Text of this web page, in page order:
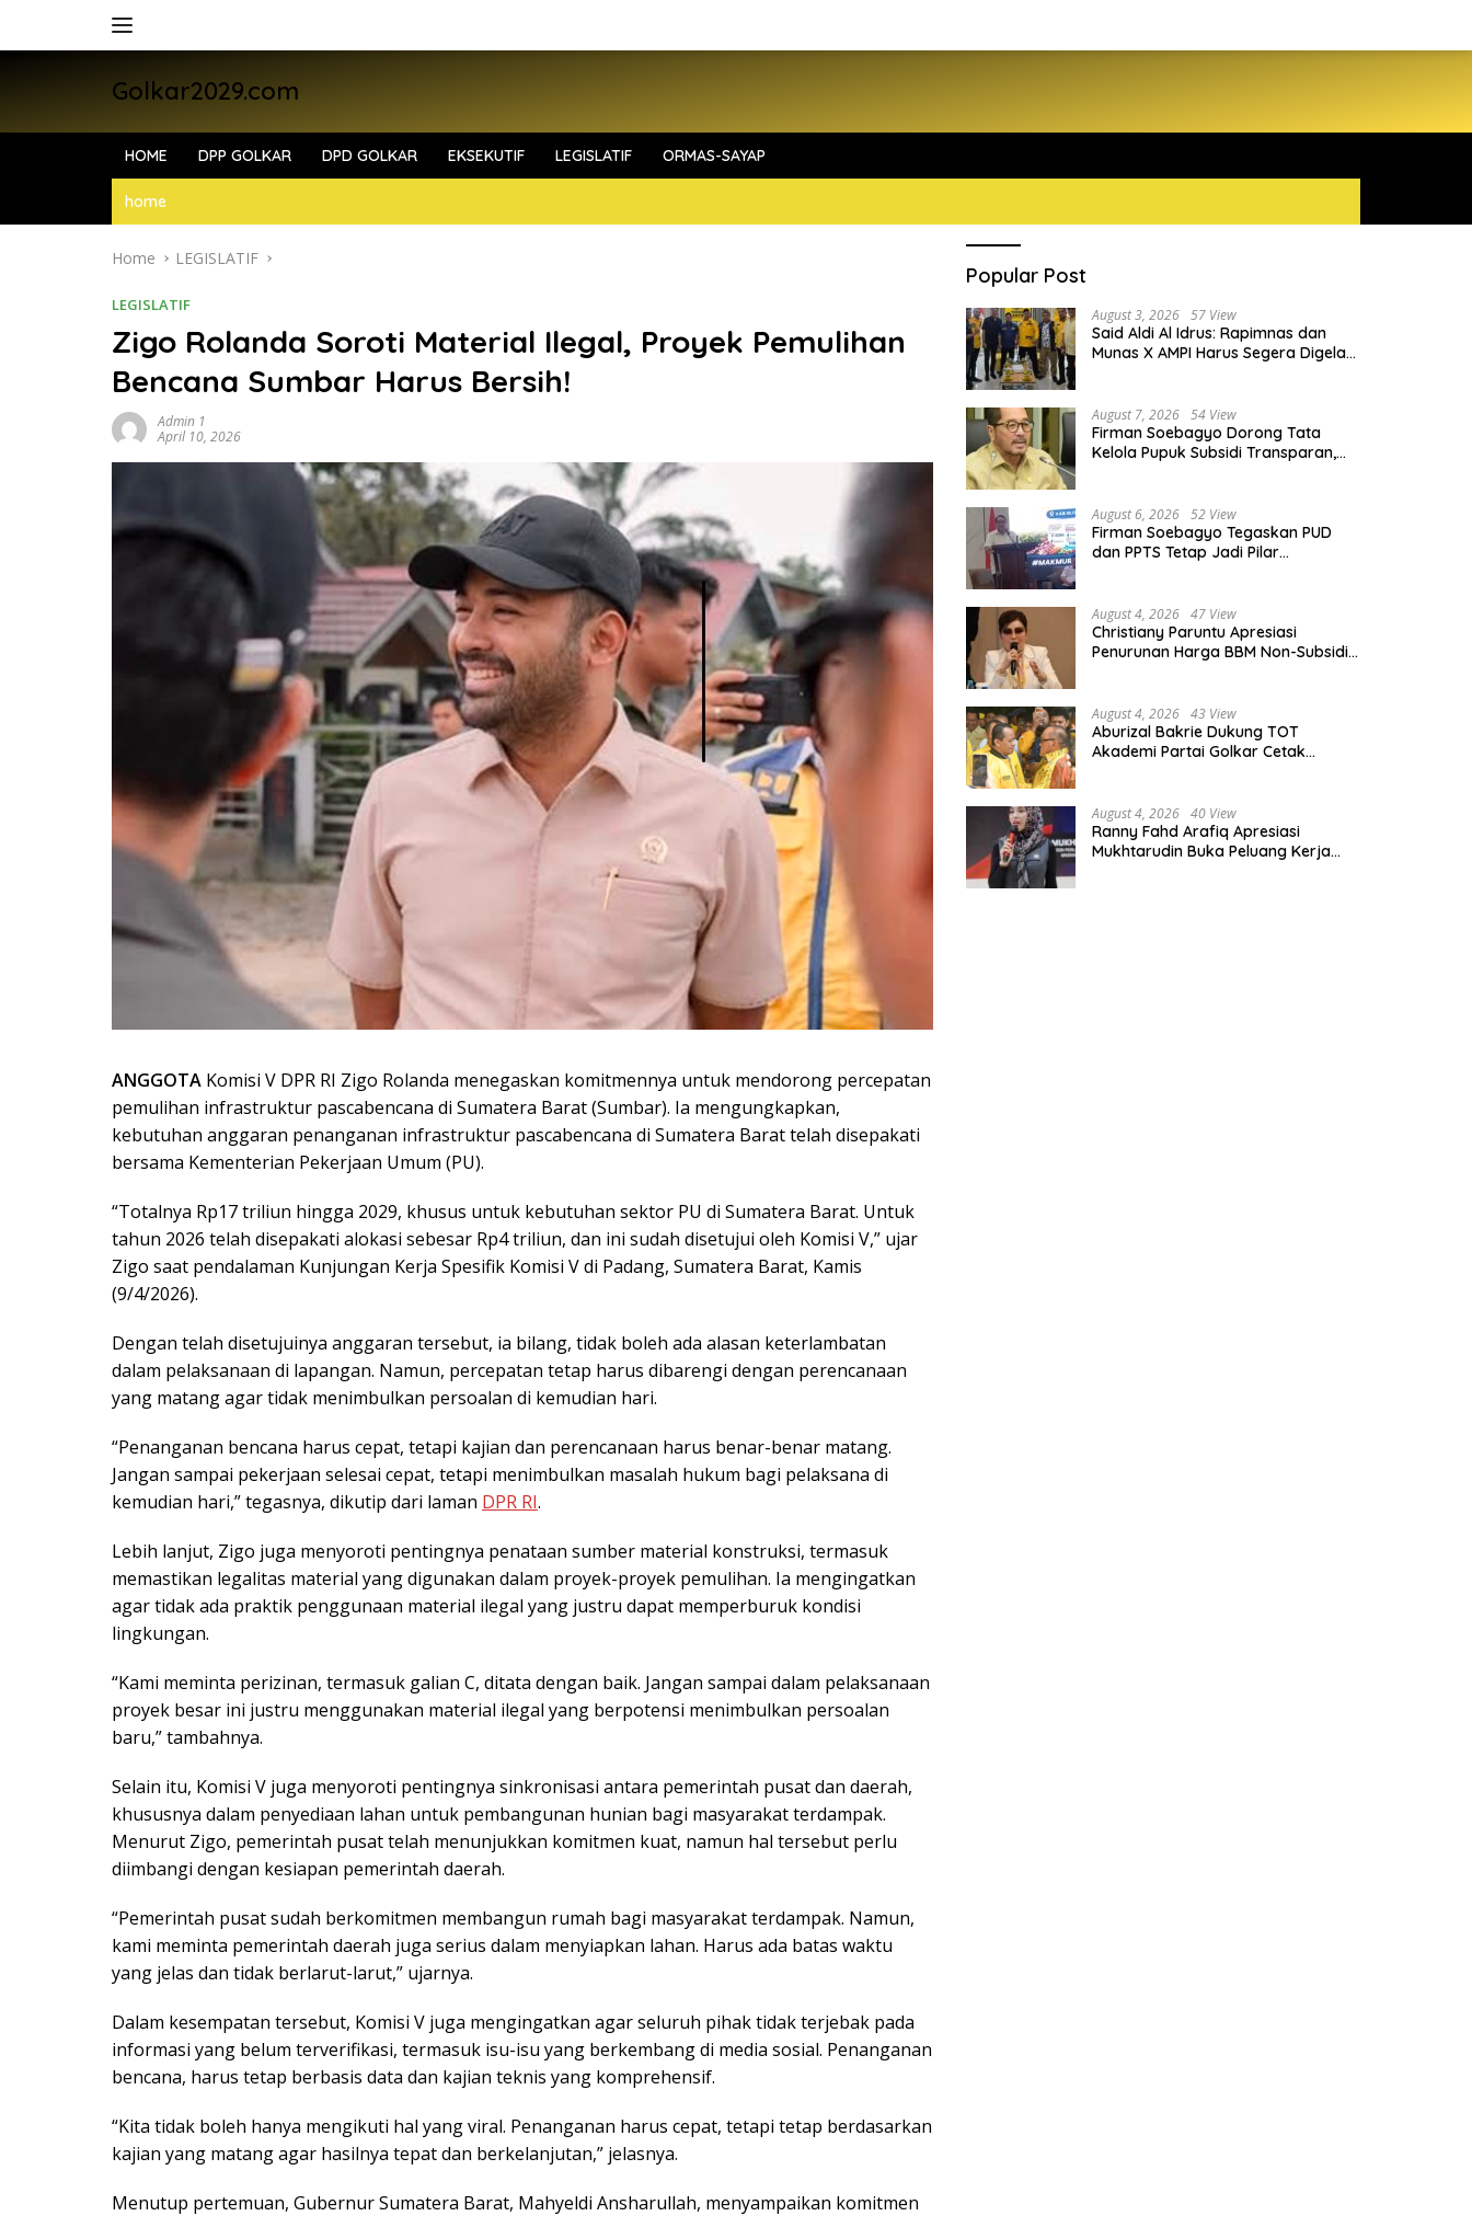
Golkar2029.com
HOME DPP GOLKAR DPD GOLKAR EKSEKUTIF LEGISLATIF ORMAS-SAYAP
home
Home LEGISLATIF
LEGISLATIF
Zigo Rolanda Soroti Material Ilegal, Proyek Pemulihan
Bencana Sumbar Harus Bersih!
Admin 1
April 10, 2026
ANGGOTA Komisi V DPR RI Zigo Rolanda menegaskan komitmennya untuk mendorong percepatan
pemulihan infrastruktur pascabencana di Sumatera Barat (Sumbar). Ia mengungkapkan,
kebutuhan anggaran penanganan infrastruktur pascabencana di Sumatera Barat telah disepakati
bersama Kementerian Pekerjaan Umum (PU).
“Totalnya Rp17 triliun hingga 2029, khusus untuk kebutuhan sektor PU di Sumatera Barat. Untuk
tahun 2026 telah disepakati alokasi sebesar Rp4 triliun, dan ini sudah disetujui oleh Komisi V,” ujar
Zigo saat pendalaman Kunjungan Kerja Spesifik Komisi V di Padang, Sumatera Barat, Kamis
(9/4/2026).
Dengan telah disetujuinya anggaran tersebut, ia bilang, tidak boleh ada alasan keterlambatan
dalam pelaksanaan di lapangan. Namun, percepatan tetap harus dibarengi dengan perencanaan
yang matang agar tidak menimbulkan persoalan di kemudian hari.
“Penanganan bencana harus cepat, tetapi kajian dan perencanaan harus benar-benar matang.
Jangan sampai pekerjaan selesai cepat, tetapi menimbulkan masalah hukum bagi pelaksana di
kemudian hari,” tegasnya, dikutip dari laman DPR RI.
Lebih lanjut, Zigo juga menyoroti pentingnya penataan sumber material konstruksi, termasuk
memastikan legalitas material yang digunakan dalam proyek-proyek pemulihan. Ia mengingatkan
agar tidak ada praktik penggunaan material ilegal yang justru dapat memperburuk kondisi
lingkungan.
“Kami meminta perizinan, termasuk galian C, ditata dengan baik. Jangan sampai dalam pelaksanaan
proyek besar ini justru menggunakan material ilegal yang berpotensi menimbulkan persoalan
baru,” tambahnya.
Selain itu, Komisi V juga menyoroti pentingnya sinkronisasi antara pemerintah pusat dan daerah,
khususnya dalam penyediaan lahan untuk pembangunan hunian bagi masyarakat terdampak.
Menurut Zigo, pemerintah pusat telah menunjukkan komitmen kuat, namun hal tersebut perlu
diimbangi dengan kesiapan pemerintah daerah.
“Pemerintah pusat sudah berkomitmen membangun rumah bagi masyarakat terdampak. Namun,
kami meminta pemerintah daerah juga serius dalam menyiapkan lahan. Harus ada batas waktu
yang jelas dan tidak berlarut-larut,” ujarnya.
Dalam kesempatan tersebut, Komisi V juga mengingatkan agar seluruh pihak tidak terjebak pada
informasi yang belum terverifikasi, termasuk isu-isu yang berkembang di media sosial. Penanganan
bencana, harus tetap berbasis data dan kajian teknis yang komprehensif.
“Kita tidak boleh hanya mengikuti hal yang viral. Penanganan harus cepat, tetapi tetap berdasarkan
kajian yang matang agar hasilnya tepat dan berkelanjutan,” jelasnya.
Menutup pertemuan, Gubernur Sumatera Barat, Mahyeldi Ansharullah, menyampaikan komitmen
Popular Post
August 3, 2026 57 View
Said Aldi Al Idrus: Rapimnas dan
Munas X AMPI Harus Segera Digelar
August 7, 2026 54 View
Firman Soebagyo Dorong Tata
Kelola Pupuk Subsidi Transparan,
August 6, 2026 52 View
Firman Soebagyo Tegaskan PUD
dan PPTS Tetap Jadi Pilar
August 4, 2026 47 View
Christiany Paruntu Apresiasi
Penurunan Harga BBM Non-Subsidi,
August 4, 2026 43 View
Aburizal Bakrie Dukung TOT
Akademi Partai Golkar Cetak
August 4, 2026 40 View
Ranny Fahd Arafiq Apresiasi
Mukhtarudin Buka Peluang Kerja